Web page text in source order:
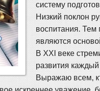
систему
Низкий поклон
воспитания. Тем
являются
В XXI веке
развития
Выражаю всем,